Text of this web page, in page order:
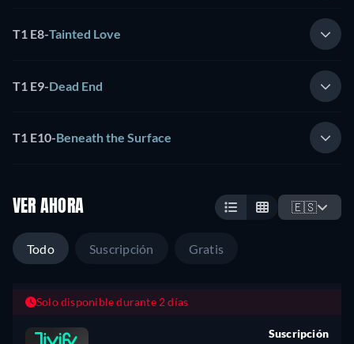
T1 E8-Tainted Love
T1 E9-Dead End
T1 E10-Beneath the Surface
VER AHORA 🇪🇸
Todo Suscripción Gratis
Solo disponible durante 2 días
Suscripción